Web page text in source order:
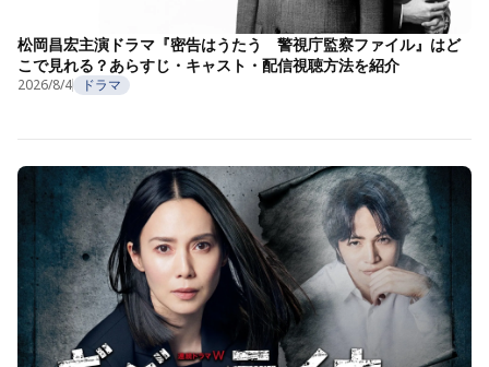
松岡昌宏主演ドラマ『密告はうたう 警視庁監察ファイル』はど
こで見れる？あらすじ・キャスト・配信視聴方法を紹介
2026/8/4 ドラマ